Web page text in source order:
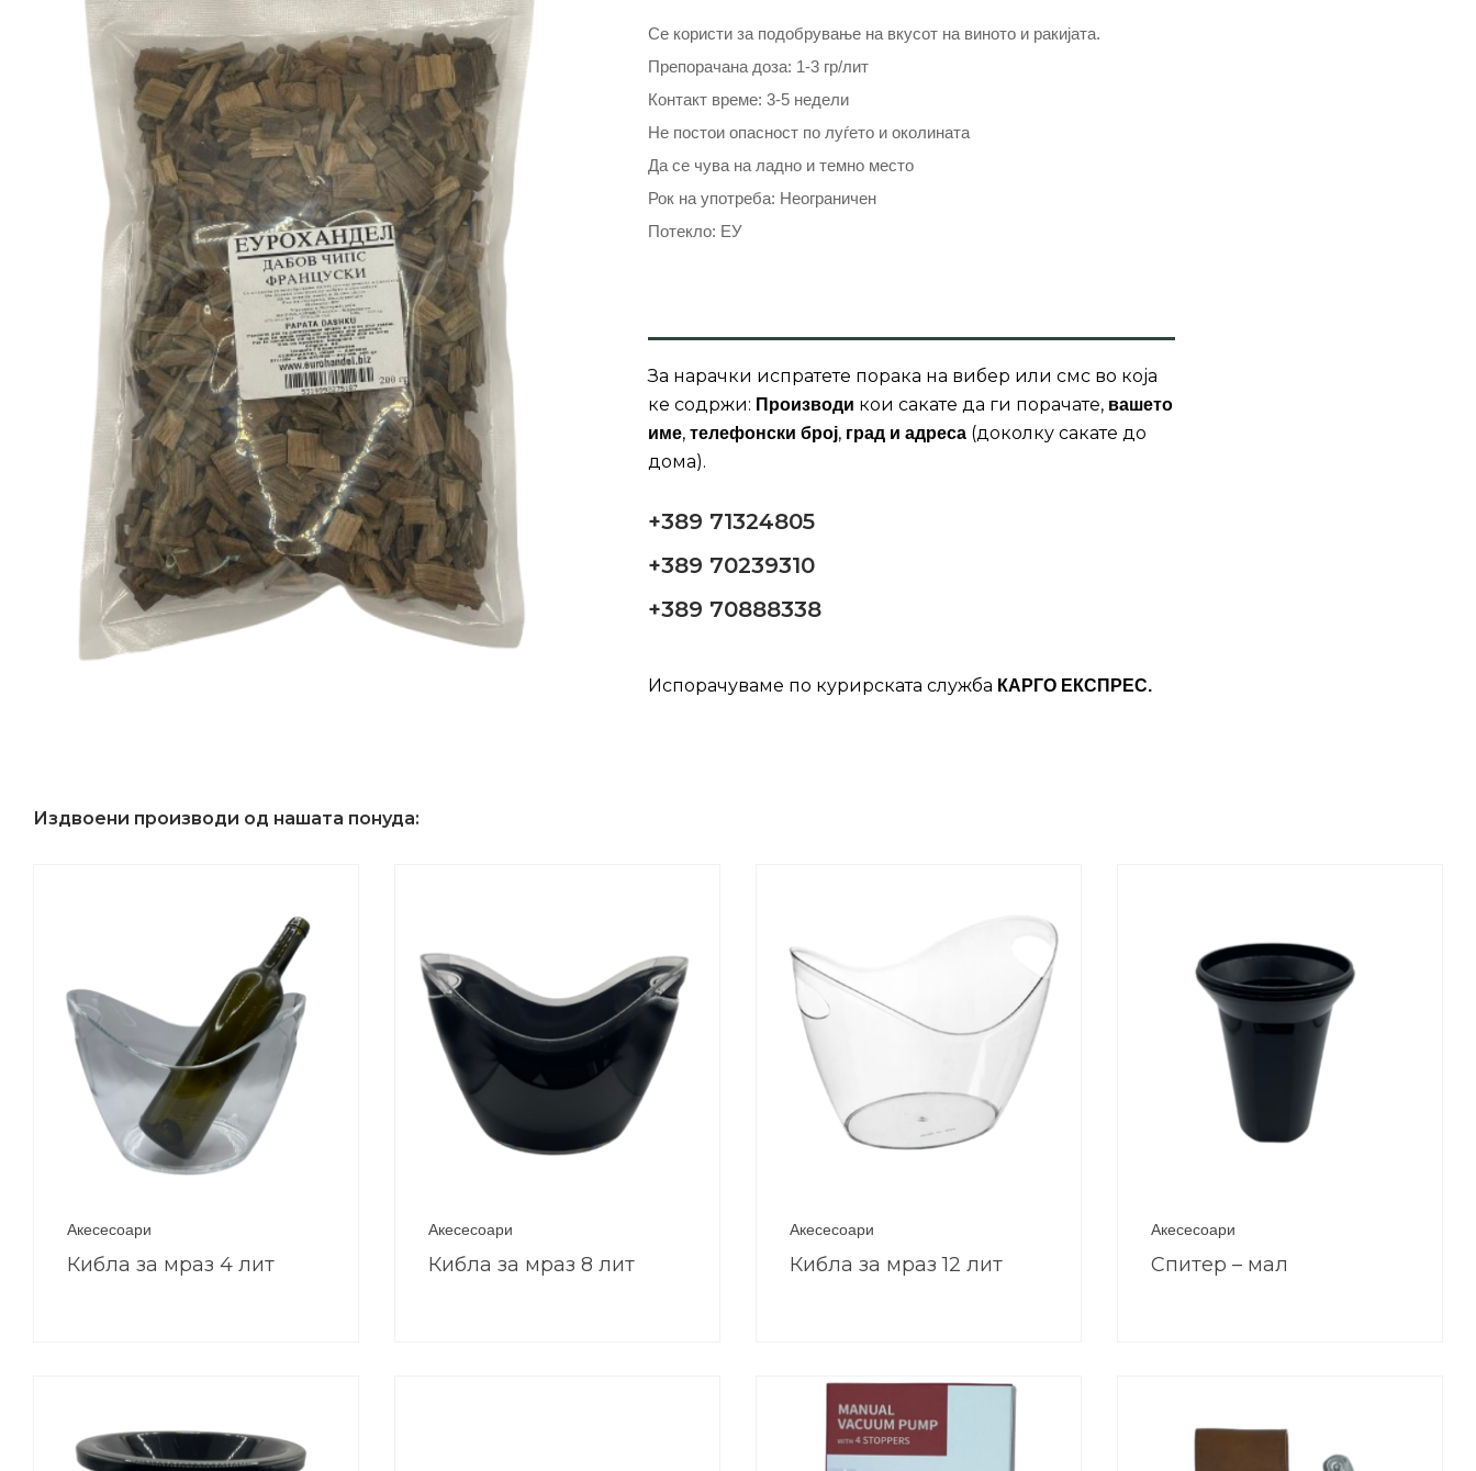
Се користи за подобрување на вкусот на виното и ракијата.
Препорачана доза: 1-3 гр/лит
Контакт време: 3-5 недели
Не постои опасност по луѓето и околината
Да се чува на ладно и темно место
Рок на употреба: Неограничен
Потекло: ЕУ
За нарачки испратете порака на вибер или смс во која
ке содржи: Производи кои сакате да ги порачате, вашето
име, телефонски број, град и адреса (доколку сакате до
дома).
+389 71324805
+389 70239310
+389 70888338
Испорачуваме по курирската служба КАРГО ЕКСПРЕС.
Издвоени производи од нашата понуда:
Акесесоари
Кибла за мраз 4 лит
Акесесоари
Кибла за мраз 8 лит
Акесесоари
Кибла за мраз 12 лит
Акесесоари
Спитер – мал